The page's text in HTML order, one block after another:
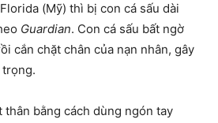
(Mỹ) thì bị con cá sấu dài
Guardian. Con cá sấu bất ngờ
cắn chặt chân của nạn nhân, gây
thân bằng cách dùng ngón tay